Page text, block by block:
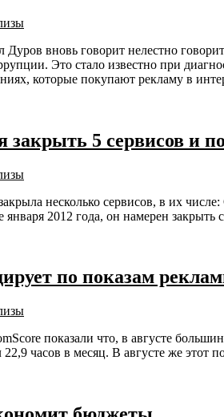
вновь говорит нелестно
Это стало известно при
которые покупают рекламу в
закрыть 5 сервисов и
несколько сервисов, в их
января 2012 года, он намерен
по показам
показали что, в августе
часов в месяц. В августе же этот